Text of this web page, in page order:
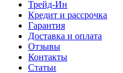
Трейд-Ин
Кредит и рассрочка
Гарантия
Доставка и оплата
Отзывы
Контакты
Статьи